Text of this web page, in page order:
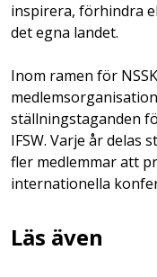
inspirera, förhindra
det egna landet.
Inom ramen för
ställningstaganden
IFSW. Varje år
fler medlemmar att
internationella
Läs även